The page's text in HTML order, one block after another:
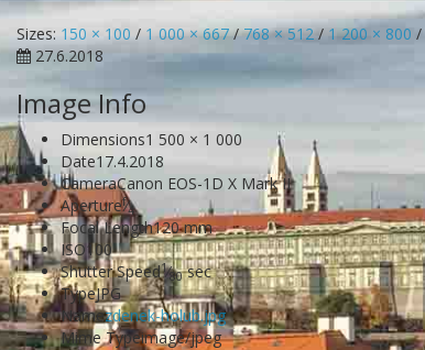
Sizes: 150 × 100 / 1 000 × 667 / 768 × 512 / 1 200 × 800 /
27.6.2018
Image Info
Dimensions1 500 × 1 000
Date17.4.2018
CameraCanon EOS-1D X Mark II
Aperturef⁄4
Focal Length120 mm
ISO100
Shutter Speed1⁄80sec
TypeJPG
Namezdenek-holub.jpg
Mime Typeimage/jpeg